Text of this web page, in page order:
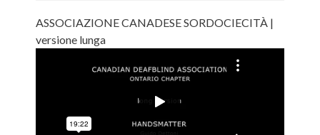
ASSOCIAZIONE CANADESE SORDOCIECITÀ |
versione lunga